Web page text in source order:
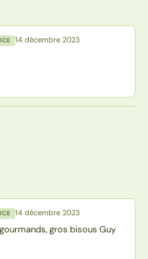
14 décembre 2023
14 décembre 2023
gros bisous Guy